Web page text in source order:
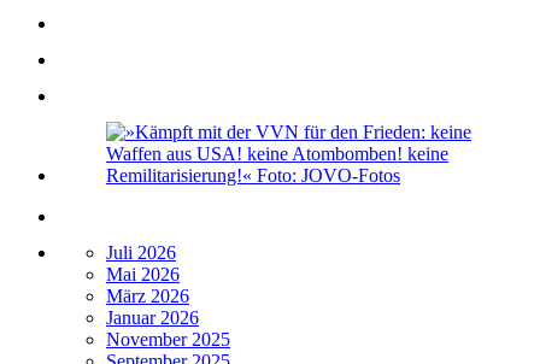
Juli 2026
Mai 2026
März 2026
Januar 2026
November 2025